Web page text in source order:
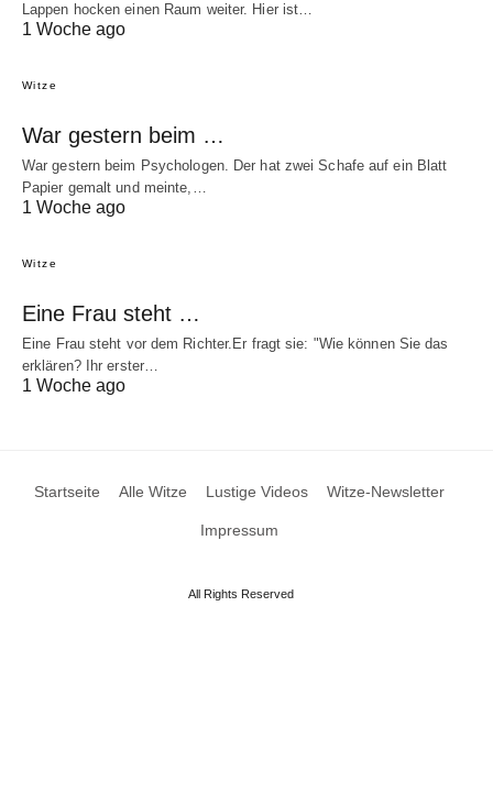
Lappen hocken einen Raum weiter. Hier ist…
1 Woche ago
Witze
War gestern beim …
War gestern beim Psychologen. Der hat zwei Schafe auf ein Blatt
Papier gemalt und meinte,…
1 Woche ago
Witze
Eine Frau steht …
Eine Frau steht vor dem Richter.Er fragt sie: "Wie können Sie das
erklären? Ihr erster…
1 Woche ago
Startseite Alle Witze Lustige Videos Witze-Newsletter
Impressum
All Rights Reserved